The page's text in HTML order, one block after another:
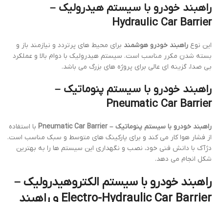
راهبند خودرو با سیستم هیدرولیک –
Hydraulic Car Barrier
این نوع راهبند خودرو هوشمند برای محیط های پرتردد و نیازمند باز و
بسته شدن مکرر مناسب است. سیستم هیدرولیک با دوام بالا و عملکرد
بی صدا، گزینه ای عالی برای پروژه های بزرگ می باشد.
راهبند خودرو با سیستم پنوماتیک –
Pneumatic Car Barrier
راهبند خودرو با سیستم پنوماتیک – Pneumatic Car Barrier
با استفاده
از فشار هوا کار می کند و برای پارکینگ های متوسط و سبک مناسب است.
دژآک با دانش فنی خود، نصب و نگهداری این سیستم ها را به بهترین
شکل انجام می دهد.
راهبند خودرو با سیستم الکتروهیدرولیک –
Electro-Hydraulic Car Barrier و راهبند